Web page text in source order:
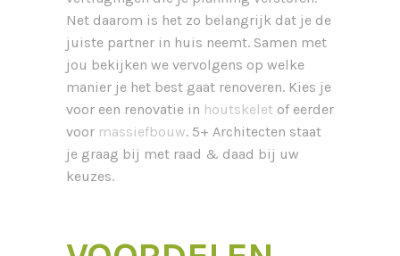
Net daarom is het zo belangrijk dat je de
juiste partner in huis neemt. Samen met
jou bekijken we vervolgens op welke
manier je het best gaat renoveren. Kies je
voor een renovatie in houtskelet of eerder
voor massiefbouw. 5+ Architecten staat
je graag bij met raad & daad bij uw
keuzes.